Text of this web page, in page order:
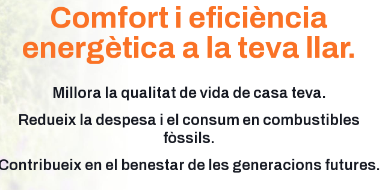
Comfort i eficiència
energètica a la teva llar.
Millora la qualitat de vida de casa teva.
Redueix la despesa i el consum en combustibles
fòssils.
en el benestar de les generacions futures.